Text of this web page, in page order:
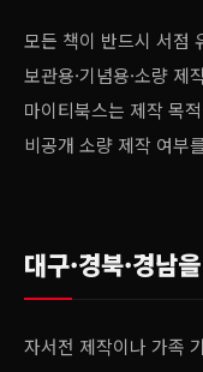
모든 책이 반드시 서점
보관용·기념용·소량 제
마이티북스는 제작 목
비공개 소량 제작 여부
대구·경북·경남
자서전 제작이나 가족